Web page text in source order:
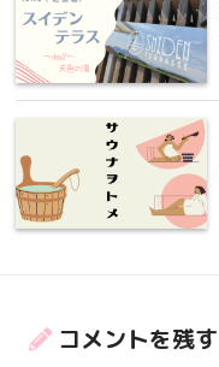
コメントを残す